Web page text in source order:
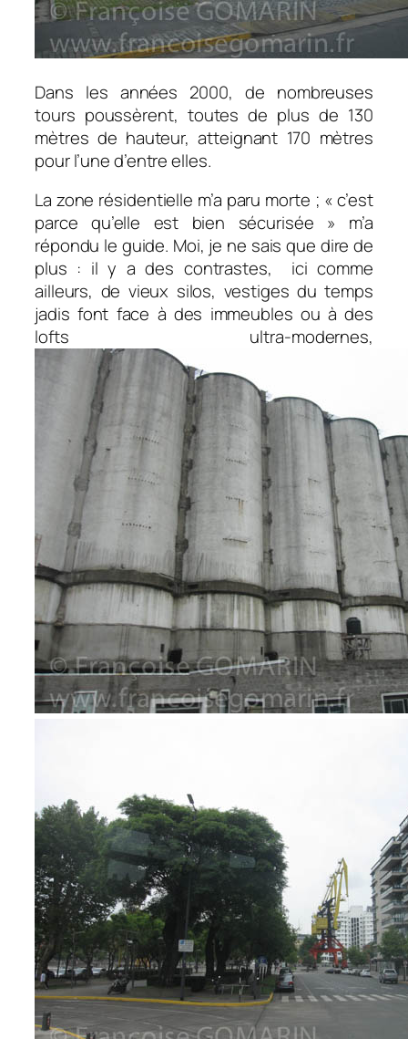
Dans les années 2000, de nombreuses
tours poussèrent, toutes de plus de 130
mètres de hauteur, atteignant 170 mètres
pour l’une d’entre elles.
La zone résidentielle m’a paru morte ; « c’est
parce qu’elle est bien sécurisée » m’a
répondu le guide. Moi, je ne sais que dire de
plus : il y a des contrastes,
ici comme
ailleurs, de vieux silos, vestiges du temps
jadis font face à des immeubles ou à des
lofts ultra-modernes,